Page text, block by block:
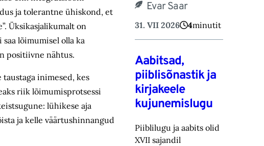
ja tolerantne ühiskond, et
Üksikasjalikumalt on
lõimumisel olla ka
positiivne nähtus.
inimesed, kes
riik lõimumisprotsessi
lühikese aja
ja kelle väärtushinnangud
Evar Saar
31. VII 2026 4minutit
Aabitsad,
piiblisõnastik ja
kirjakeele
kujunemislugu
Piiblilugu ja aabits olid
XVII sajandil